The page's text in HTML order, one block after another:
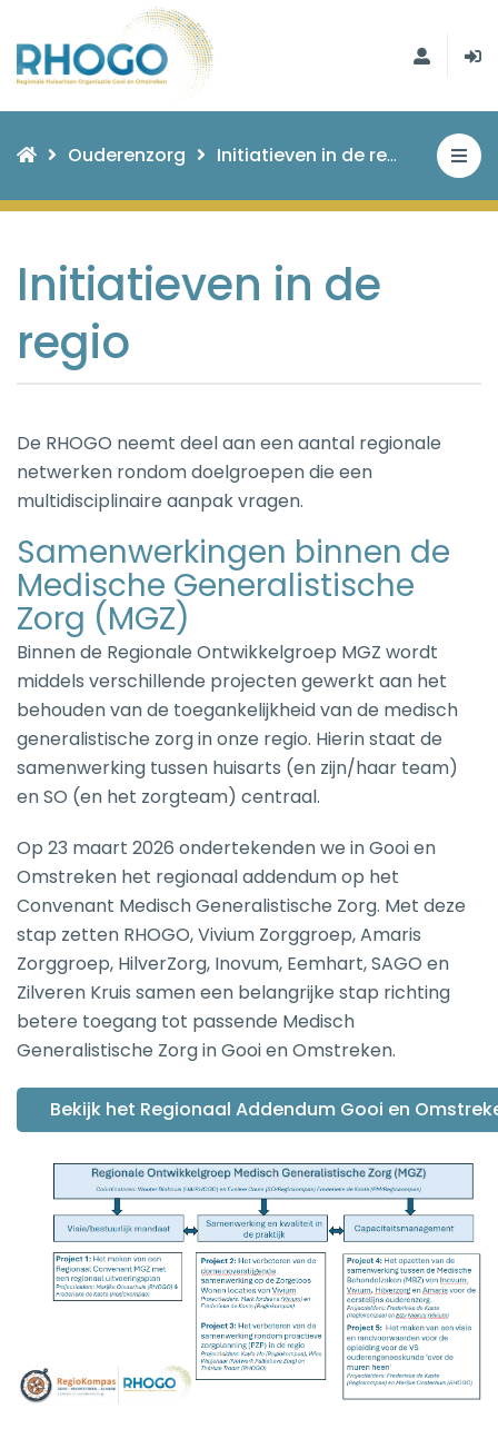
Ouderenzorg Initiatieven in de regio
Initiatieven in de
regio
De RHOGO neemt deel aan een aantal regionale
netwerken rondom doelgroepen die een
multidisciplinaire aanpak vragen.
Samenwerkingen binnen de
Medische Generalistische
Zorg (MGZ)
Binnen de Regionale Ontwikkelgroep MGZ wordt
middels verschillende projecten gewerkt aan het
behouden van de toegankelijkheid van de medisch
generalistische zorg in onze regio. Hierin staat de
samenwerking tussen huisarts (en zijn/haar team)
en SO (en het zorgteam) centraal.
Op 23 maart 2026 ondertekenden we in Gooi en
Omstreken het regionaal addendum op het
Convenant Medisch Generalistische Zorg. Met deze
stap zetten RHOGO, Vivium Zorggroep, Amaris
Zorggroep, HilverZorg, Inovum, Eemhart, SAGO en
Zilveren Kruis samen een belangrijke stap richting
betere toegang tot passende Medisch
Generalistische Zorg in Gooi en Omstreken.
Bekijk het Regionaal Addendum Gooi en